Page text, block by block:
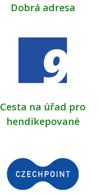
Dobrá adresa
Cesta na úřad pro
hendikepované